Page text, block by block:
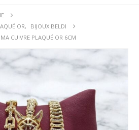
OR,
BIJOUX BELDI
CUIVRE PLAQUÉ OR 6CM